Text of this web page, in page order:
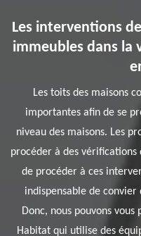
Les interventions
immeubles dans la
Les toits des maisons
importantes afin de se
niveau des maisons. Les
procéder à des
de procéder à ces
indispensable de
Donc, nous pouvons
Habitat qui utilise des